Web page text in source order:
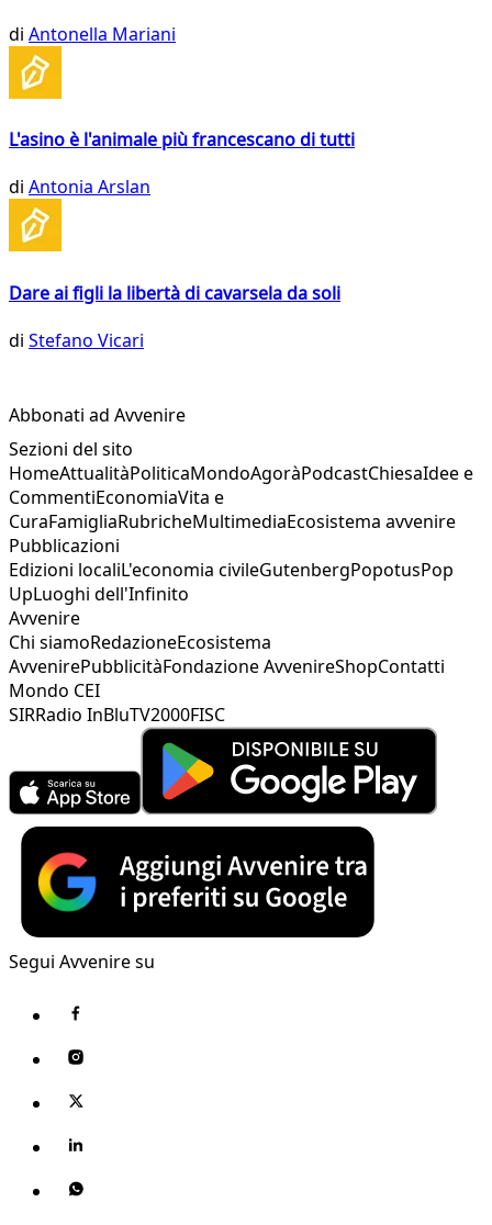
di Antonella Mariani
L'asino è l'animale più francescano di tutti
di Antonia Arslan
Dare ai figli la libertà di cavarsela da soli
di Stefano Vicari
Abbonati ad Avvenire
Sezioni del sito
HomeAttualitàPoliticaMondoAgoràPodcastChiesaIdee e
CommentiEconomiaVita e
CuraFamigliaRubricheMultimediaEcosistema avvenire
Pubblicazioni
Edizioni localiL'economia civileGutenbergPopotusPop
UpLuoghi dell'Infinito
Avvenire
Chi siamoRedazioneEcosistema
AvvenirePubblicitàFondazione AvvenireShopContatti
Mondo CEI
SIRRadio InBluTV2000FISC
Segui Avvenire su